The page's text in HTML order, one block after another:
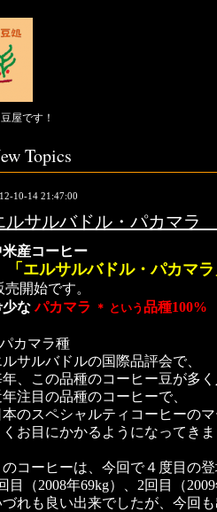
屋です！
Topics
10-14 21:47:00
ルサルバドル・パカマ
米産コーヒー
「エルサルバドル・パカマラ
売開始です。
少な パカマラ ＊ という 品種100%
カマラ種
ルサルバドルの国際品評会で、
年、この品種のコーヒー豆が多
注目の品種のコーヒーで、
本のスペシャルティコーヒーのマ
くお目にかかるようになってきま
のコーヒーは、今回で４度目の登
目（2008年69kg）、2回目（
づれも良い出来でしたが、 今回も